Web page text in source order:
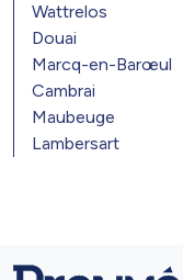
Wattrelos
Douai
Marcq-en-Barœul
Cambrai
Maubeuge
Lambersart